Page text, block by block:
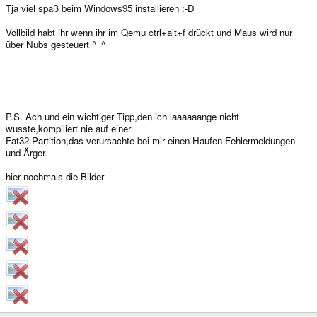
Tja viel spaß beim Windows95 installieren :-D
Vollbild habt ihr wenn ihr im Qemu ctrl+alt+f drückt und Maus wird nur
über Nubs gesteuert ^_^
P.S. Ach und ein wichtiger Tipp,den ich laaaaaange nicht
wusste,kompiliert nie auf einer
Fat32 Partition,das verursachte bei mir einen Haufen Fehlermeldungen
und Ärger.
hier nochmals die Bilder